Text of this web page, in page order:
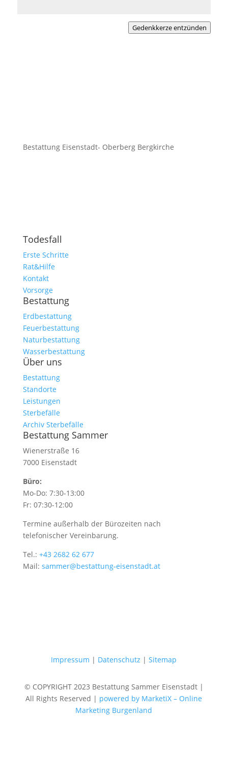
Gedenkkerze entzünden
Bestattung Eisenstadt- Oberberg Bergkirche
Todesfall
Erste Schritte
Rat&Hilfe
Kontakt
Vorsorge
Bestattung
Erdbestattung
Feuerbestattung
Naturbestattung
Wasserbestattung
Über uns
Bestattung
Standorte
Leistungen
Sterbefälle
Archiv Sterbefälle
Bestattung Sammer
Wienerstraße 16
7000 Eisenstadt
Büro:
Mo-Do: 7:30-13:00
Fr: 07:30-12:00
Termine außerhalb der Bürozeiten nach
telefonischer Vereinbarung.
Tel.: +43 2682 62 677
Mail: sammer@bestattung-eisenstadt.at
Impressum | Datenschutz |Sitemap
© COPYRIGHT 2023 Bestattung Sammer Eisenstadt |
All Rights Reserved | powered by MarketiX – Online
Marketing Burgenland